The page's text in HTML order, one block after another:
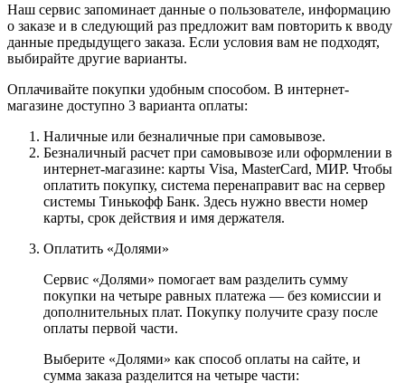
Наш сервис запоминает данные о пользователе, информацию
о заказе и в следующий раз предложит вам повторить к вводу
данные предыдущего заказа. Если условия вам не подходят,
выбирайте другие варианты.
Оплачивайте покупки удобным способом. В интернет-
магазине доступно 3 варианта оплаты:
Наличные или безналичные при самовывозе.
Безналичный расчет при самовывозе или оформлении в
интернет-магазине: карты Visa, MasterCard, МИР. Чтобы
оплатить покупку, система перенаправит вас на сервер
системы Тинькофф Банк. Здесь нужно ввести номер
карты, срок действия и имя держателя.
Оплатить «Долями»
Сервис «Долями» помогает вам разделить сумму
покупки на четыре равных платежа — без комиссии и
дополнительных плат. Покупку получите сразу после
оплаты первой части.
Выберите «Долями» как способ оплаты на сайте, и
сумма заказа разделится на четыре части: